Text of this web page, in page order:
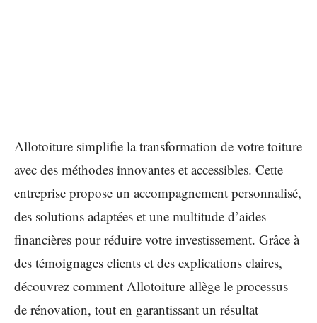
Allotoiture simplifie la transformation de votre toiture
avec des méthodes innovantes et accessibles. Cette
entreprise propose un accompagnement personnalisé,
des solutions adaptées et une multitude d’aides
financières pour réduire votre investissement. Grâce à
des témoignages clients et des explications claires,
découvrez comment Allotoiture allège le processus
de rénovation, tout en garantissant un résultat